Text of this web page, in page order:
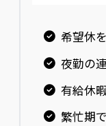
希望休
夜勤の
有給休
繁忙期